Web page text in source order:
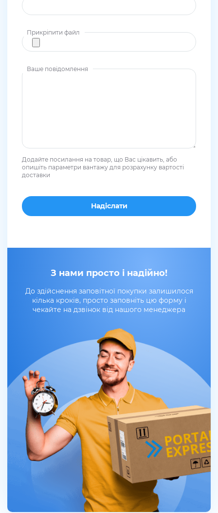
З нами просто і надійно!
До здійснення заповітної покупки залишилося
кілька кроків, просто заповніть цю форму і
чекайте на дзвінок від нашого менеджера
Прикріпити файл
Ваше повідомлення
Додайте посилання на товар, що Вас цікавить, або
опишіть параметри вантажу для розрахунку вартості
доставки